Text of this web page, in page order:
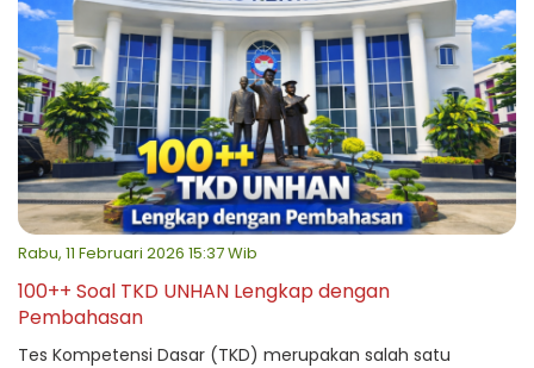
Rabu, 11 Februari 2026 15:37 Wib
100++ Soal TKD UNHAN Lengkap dengan
Pembahasan
Tes Kompetensi Dasar (TKD) merupakan salah satu